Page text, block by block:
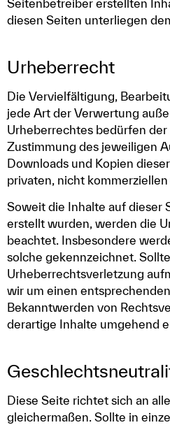
Seitenbetreiber erstellten
diesen Seiten unterliegen
Urheberrecht
Die Vervielfältigung,
jede Art der Verwertung
Urheberrechtes bedürfen
Zustimmung des jeweiligen
Downloads und Kopien
privaten, nicht
Soweit die Inhalte auf dieser
erstellt wurden, werden die
beachtet. Insbesondere
solche gekennzeichnet.
Urheberrechtsverletzung
wir um einen
Bekanntwerden von
derartige Inhalte umgehend
Diese Seite richtet sich an
gleichermaßen. Sollte in